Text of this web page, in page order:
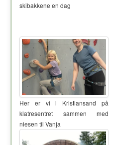
skibakkene en dag
Her er vi i Kristiansand på
klatresentret sammen med
niesen til Vanja